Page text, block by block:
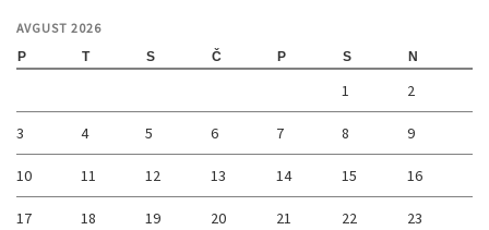
AVGUST 2026
P T S Č P S N
1 2
3 4 5 6 7 8 9
10 11 12 13 14 15 16
17 18 19 20 21 22 23